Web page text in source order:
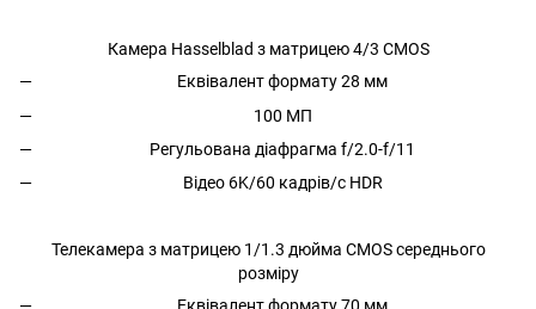
Камера Hasselblad з матрицею 4/3 CMOS
Еквівалент формату 28 мм
100 МП
Регульована діафрагма f/2.0-f/11
Відео 6K/60 кадрів/с HDR
Телекамера з матрицею 1/1.3 дюйма CMOS середнього
розміру
Еквівалент формату 70 мм